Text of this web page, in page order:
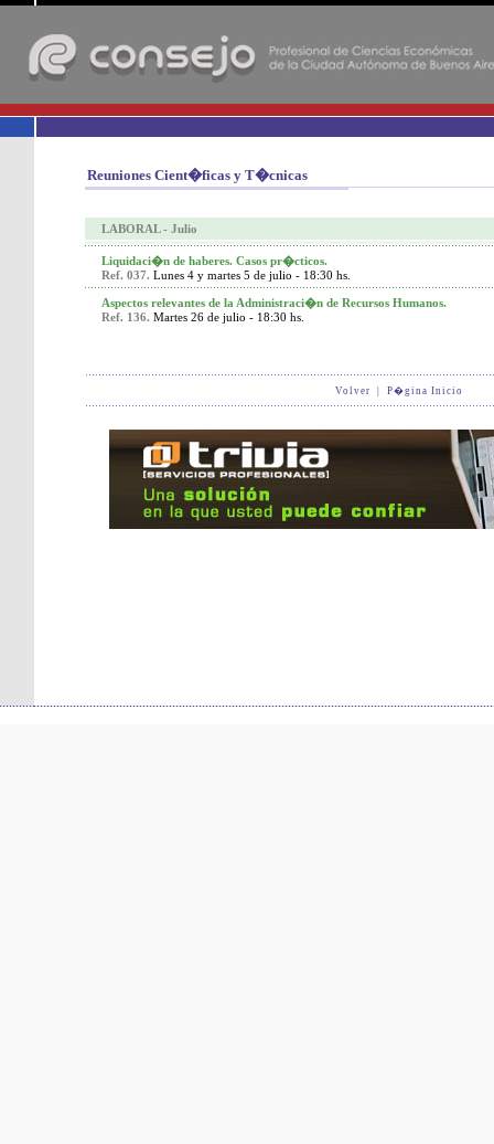
Reuniones Cient�ficas y T�cnicas
LABORAL - Julio
Liquidaci�n de haberes. Casos pr�cticos.
Ref. 037. Lunes 4 y martes 5 de julio - 18:30 hs.
Aspectos relevantes de la Administraci�n de Recursos Humanos.
Ref. 136. Martes 26 de julio - 18:30 hs.
Volver P�gina Inicio